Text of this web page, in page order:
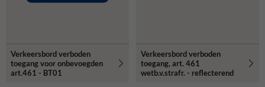
Verkeersbord verboden
toegang voor onbevoegden
art.461 - BT01
Verkeersbord verboden
toegang, art. 461
wetb.v.strafr. - reflecterend